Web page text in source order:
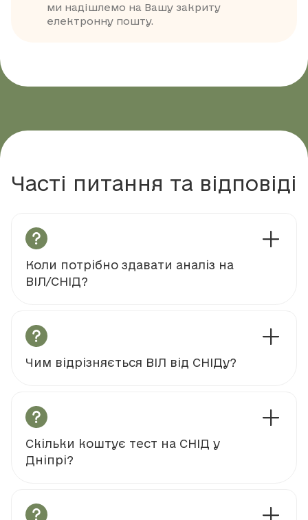
ми надішлемо на Вашу закриту
електронну пошту.
Часті питання та відповіді
Коли потрібно здавати аналіз на
ВІЛ/СНІД?
Чим відрізняється ВІЛ від СНІДу?
Скільки коштує тест на СНІД у
Дніпрі?